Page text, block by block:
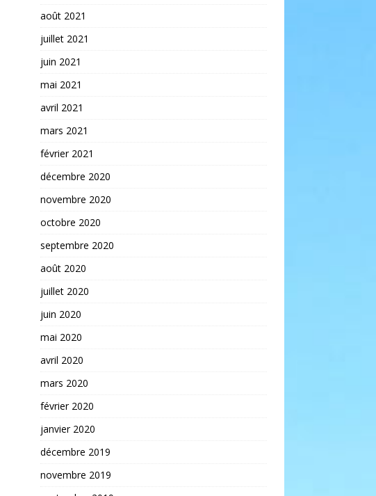
août 2021
juillet 2021
juin 2021
mai 2021
avril 2021
mars 2021
février 2021
décembre 2020
novembre 2020
octobre 2020
septembre 2020
août 2020
juillet 2020
juin 2020
mai 2020
avril 2020
mars 2020
février 2020
janvier 2020
décembre 2019
novembre 2019